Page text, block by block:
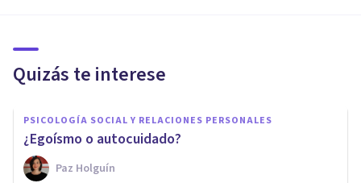
Quizás te interese
PSICOLOGÍA SOCIAL Y RELACIONES PERSONALES
¿Egoísmo o autocuidado?
Paz Holguín